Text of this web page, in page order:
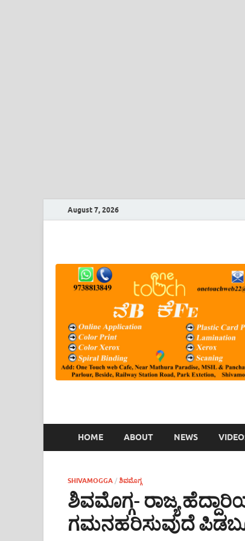
August 7, 2026
HOME ABOUT NEWS
SHIVAMOGGA / ಶಿವಮೊಗ್ಗ
ಶಿವಮೊಗ್ಗ- ರಾಜ್ಯ
ಗಮನಹರಿಸುವುದೆ